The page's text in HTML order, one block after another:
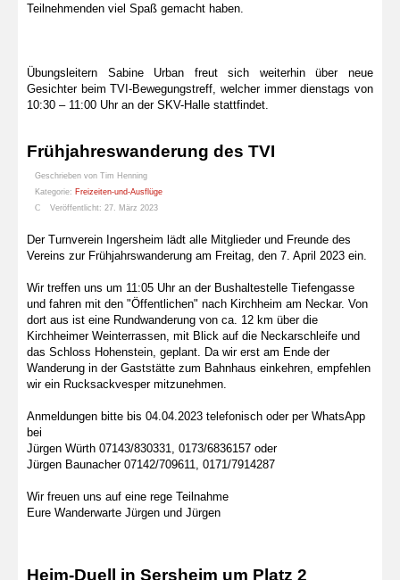
Teilnehmenden viel Spaß gemacht haben.
Übungsleitern Sabine Urban freut sich weiterhin über neue
Gesichter beim TVI-Bewegungstreff, welcher immer dienstags von
10:30 – 11:00 Uhr an der SKV-Halle stattfindet.
Frühjahreswanderung des TVI
Geschrieben von Tim Henning
Kategorie: Freizeiten-und-Ausflüge
Veröffentlicht: 27. März 2023
Der Turnverein Ingersheim lädt alle Mitglieder und Freunde des
Vereins zur Frühjahrswanderung am Freitag, den 7. April 2023 ein.
Wir treffen uns um 11:05 Uhr an der Bushaltestelle Tiefengasse
und fahren mit den "Öffentlichen" nach Kirchheim am Neckar. Von
dort aus ist eine Rundwanderung von ca. 12 km über die
Kirchheimer Weinterrassen, mit Blick auf die Neckarschleife und
das Schloss Hohenstein, geplant. Da wir erst am Ende der
Wanderung in der Gaststätte zum Bahnhaus einkehren, empfehlen
wir ein Rucksackvesper mitzunehmen.
Anmeldungen bitte bis 04.04.2023 telefonisch oder per WhatsApp
bei
Jürgen Würth 07143/830331, 0173/6836157 oder
Jürgen Baunacher 07142/709611, 0171/7914287
Wir freuen uns auf eine rege Teilnahme
Eure Wanderwarte Jürgen und Jürgen
Heim-Duell in Sersheim um Platz 2